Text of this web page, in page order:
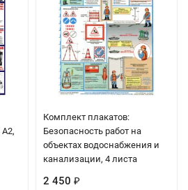
Комплект плакатов:
Безопасность работ на
объектах водоснабжения и
канализации, 4 листа
2 450 ₽